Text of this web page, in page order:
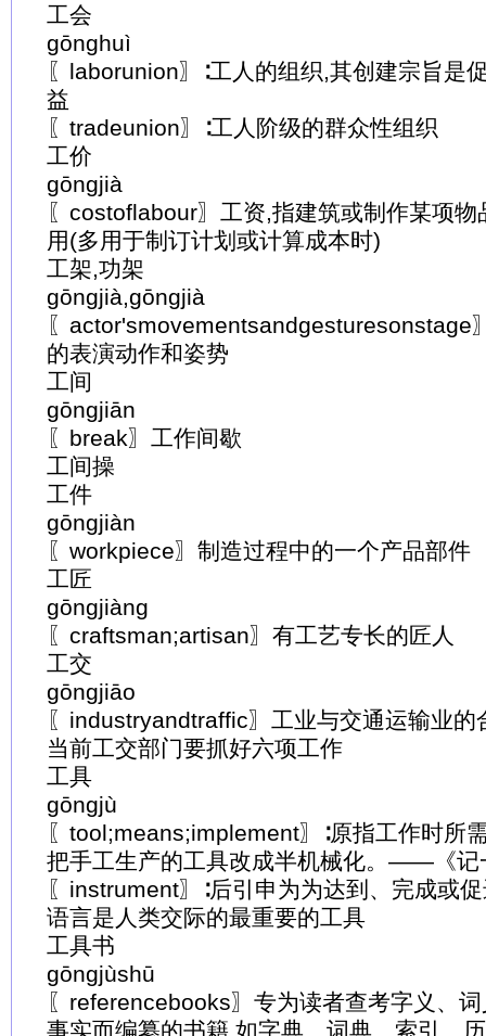
工会
gōnghuì
〖laborunion〗∶工人的组织,其创建宗旨是
益
〖tradeunion〗∶工人阶级的群众性组织
工价
gōngjià
〖costoflabour〗工资,指建筑或制作某项
用(多用于制订计划或计算成本时)
工架,功架
gōngjià,gōngjià
〖actor'smovementsandgesturesonstage
的表演动作和姿势
工间
gōngjiān
〖break〗工作间歇
工间操
工件
gōngjiàn
〖workpiece〗制造过程中的一个产品部件
工匠
gōngjiàng
〖craftsman;artisan〗有工艺专长的匠人
工交
gōngjiāo
〖industryandtraffic〗工业与交通运输业的
当前工交部门要抓好六项工作
工具
gōngjù
〖tool;means;implement〗∶原指工作时所
把手工生产的工具改成半机械化。——《记
〖instrument〗∶后引申为为达到、完成或
语言是人类交际的最重要的工具
工具书
gōngjùshū
〖referencebooks〗专为读者查考字义、
事实而编纂的书籍,如字典、词典、索引、